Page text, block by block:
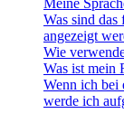
Meine
Was sind
angezeigt
Wie
Was ist mein
Wenn ich bei
werde ich